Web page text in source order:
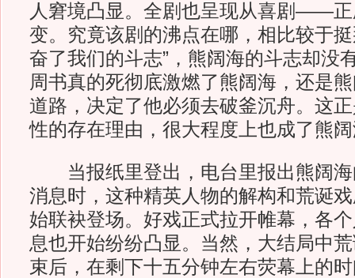
人窘境凸显。全剧也呈现从喜剧——
变。究竟该剧的沸点在哪，相比较于
奋了我们的斗志”，熊阔海的斗志却没
周书真的死彻底激燃了熊阔海，还是
道路，决定了他必须去破釜沉舟。这正
性的存在理由，很大程度上也成了熊
当报纸里登出，电台里报出熊阔海
消息时，这种精英人物的解构和荒诞
始联袂登场。好戏正式拉开帷幕，各
息也开始纷纷凸显。当然，大结局中荒
束后，在剩下十五分钟左右荧幕上的